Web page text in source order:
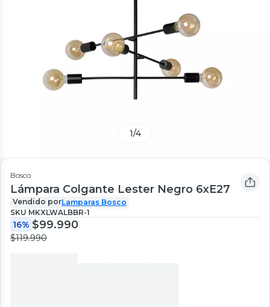
1/4
Bosco
Lámpara Colgante Lester Negro 6xE27
Vendido porLamparas Bosco
SKU MKXLWALBBR-1
16% $99.990
$119.990